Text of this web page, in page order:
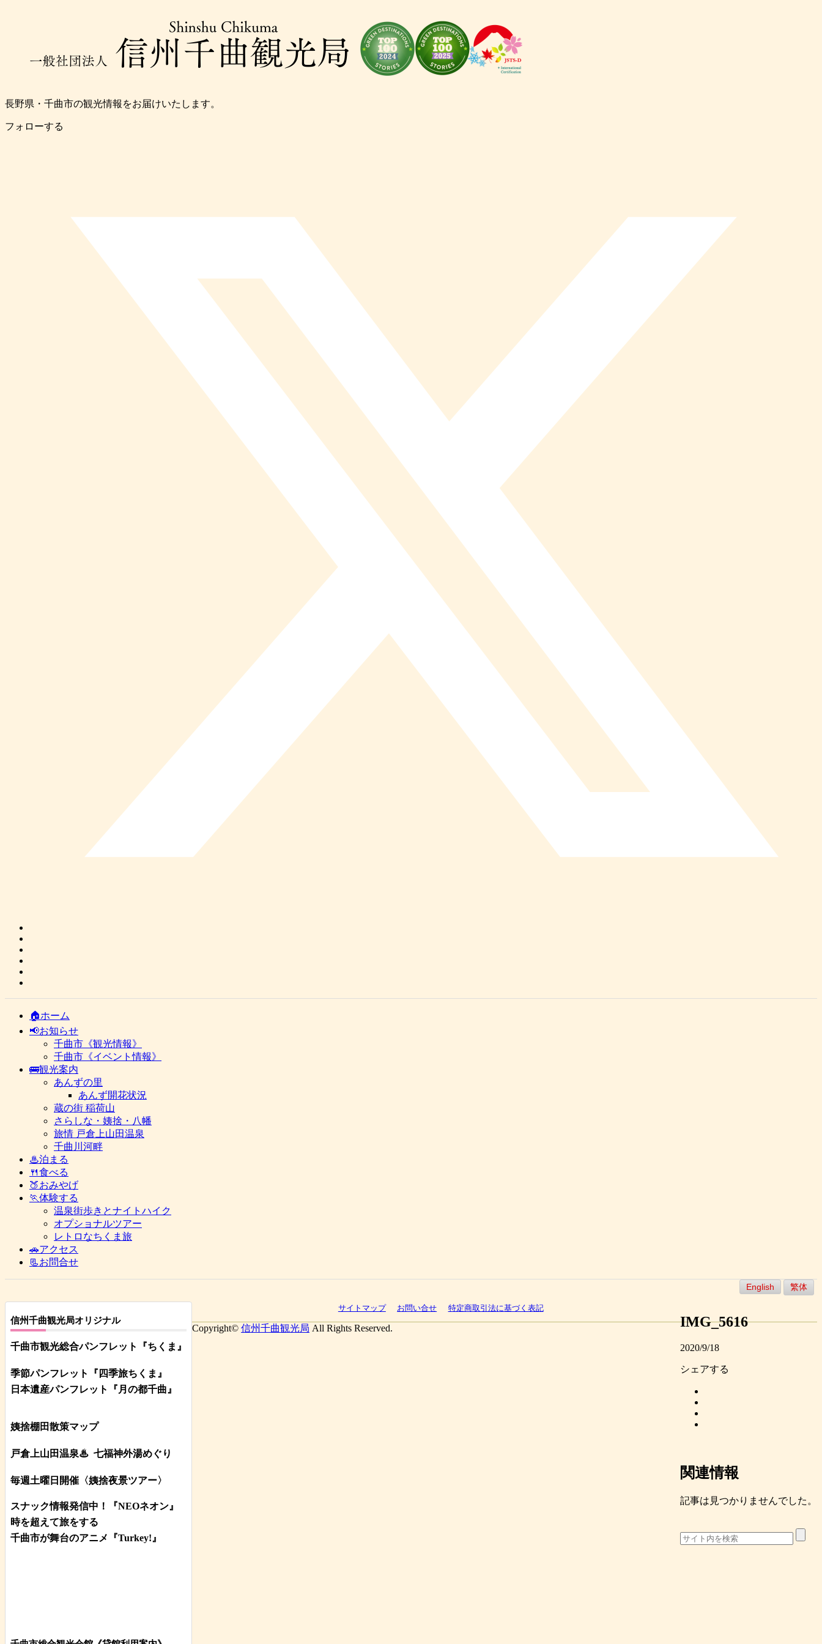
長野県・千曲市の観光情報をお届けいたします。
フォローする
🏠ホーム
📢お知らせ
千曲市《観光情報》
千曲市《イベント情報》
🚌観光案内
あんずの里
あんず開花状況
蔵の街 稲荷山
さらしな・姨捨・八幡
旅情 戸倉上山田温泉
千曲川河畔
♨泊まる
🍴食べる
🍑おみやげ
🏃体験する
温泉街歩きとナイトハイク
オプショナルツアー
レトロなちくま旅
🚗アクセス
📃お問合せ
English 繁体
IMG_5616
2020/9/18
シェアする
関連情報
記事は見つかりませんでした。
信州千曲観光局オリジナル
千曲市観光総合パンフレット 『ちくま』
季節パンフレット『四季旅ちくま』
日本遺産パンフレット
『月の都千曲』
姨捨棚田散策マップ
戸倉上山田温泉♨ 七福神外湯めぐり
毎週土曜日開催〈姨捨夜景ツアー〉
スナック情報発信中！『NEOネオン』
時を超えて旅をする
千曲市が舞台のアニメ『Turkey!』
サイトマップ お問い合せ 特定商取引法に基づく表記
Copyright© 信州千曲観光局 All Rights Reserved.